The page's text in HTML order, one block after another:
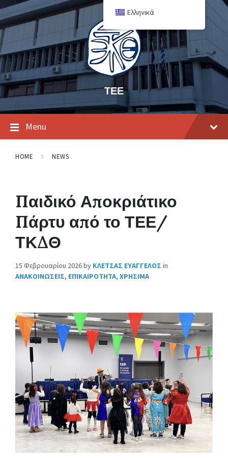
ΤΕΕ
Menu
HOME NEWS
Παιδικό Αποκριάτικο
Πάρτυ από το ΤΕΕ/
ΤΚΔΘ
15 Φεβρουαρίου 2026by ΚΛΕΤΣΑΣ ΕΥΑΓΓΕΛΟΣ in
ΑΝΑΚΟΙΝΩΣΕΙΣ, ΕΠΙΚΑΙΡΟΤΗΤΑ, ΧΡΗΣΙΜΑ
Ελληνικά